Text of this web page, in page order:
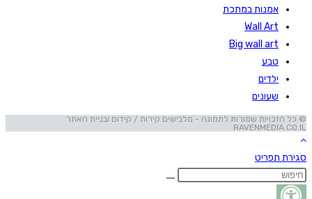
אמנות במתכת
Wall Art
Big wall art
טבע
ילדים
שעונים
© כל הזכויות שמורות לתמונה - מלבישים קירות / קידום ובניית האתר
RAVENMEDIA.CO.IL
סגירת תפריט